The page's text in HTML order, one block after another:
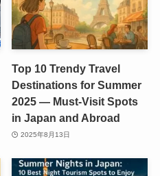
Top 10 Trendy Travel
Destinations for Summer
2025 — Must-Visit Spots
in Japan and Abroad
2025年8月13日